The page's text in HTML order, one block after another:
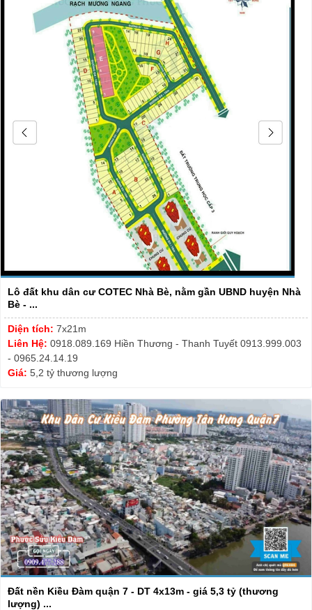
Lô đất khu dân cư COTEC Nhà Bè, nằm gần UBND huyện Nhà
Bè - ...
Diện tích: 7x21m
Liên Hệ: 0918.089.169 Hiền Thương - Thanh Tuyết 0913.999.003
- 0965.24.14.19
Giá: 5,2 tỷ thương lượng
Đất nền Kiều Đàm quận 7 - DT 4x13m - giá 5,3 tỷ (thương
lượng) ...